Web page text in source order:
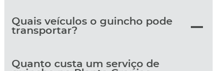
Quais veículos o guincho pode
transportar?
Quanto custa um serviço de